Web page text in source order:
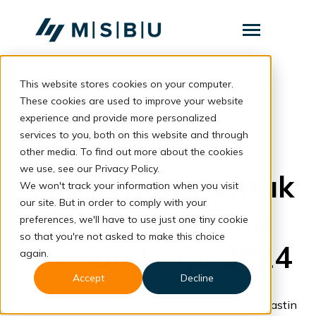
This website stores cookies on your computer.
These cookies are used to improve your website
experience and provide more personalized
services to you, both on this website and through
other media. To find out more about the cookies
we use, see our Privacy Policy.
We won't track your information when you visit
our site. But in order to comply with your
preferences, we'll have to use just one tiny cookie
so that you're not asked to make this choice
again.
Accept
Decline
Toggle
Layanan Toggle
children
Layanan
Komunitas
Tentang
Resources Toggle
children
Resources
Konsultasi
back to blog
Career
Skill Penting Untuk
Profesional dan
Pencari Kerja 2024
| 19 Feb 2024 | Written by: Hastin